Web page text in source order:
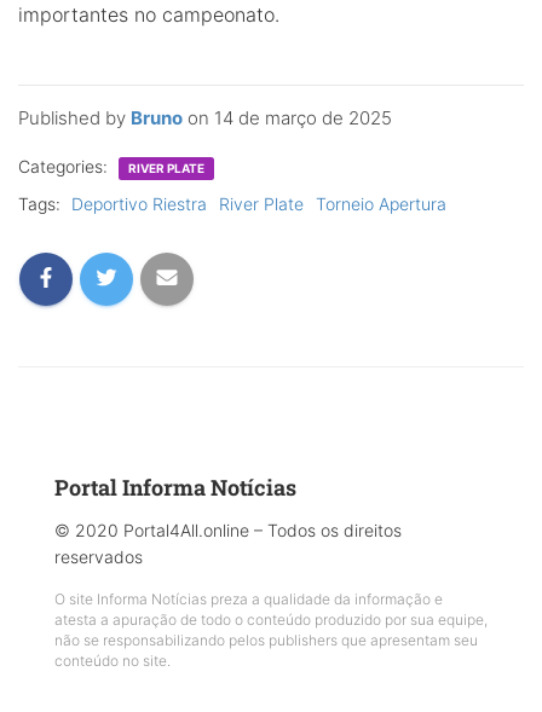
Published by Bruno on 14 de março de 2025
importantes no campeonato.
Categories: RIVER PLATE
Tags: Deportivo Riestra River Plate Torneio Apertura
Portal Informa Notícias
© 2020 Portal4All.online – Todos os direitos
reservados
O site Informa Notícias preza a qualidade da informação e
atesta a apuração de todo o conteúdo produzido por sua equipe,
não se responsabilizando pelos publishers que apresentam seu
conteúdo no site.